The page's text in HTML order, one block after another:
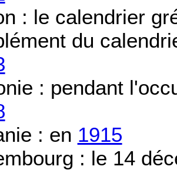
: le calendrier
du
: pendant
: en 1915
: le 14